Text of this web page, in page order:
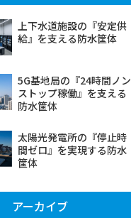
上下水道施設の『安定供
給』を支える防水筐体
5G基地局の『24時間ノン
ストップ稼働』を支える
防水筐体
太陽光発電所の『停止時
間ゼロ』を実現する防水
筐体
アーカイブ